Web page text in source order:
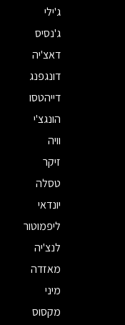
ג'ילי
ג'נסיס
דאצ'יה
דונגפנג
דייהטסו
הונגצ'י
וויה
זיקר
טסלה
יונדאי
ליפמוטור
לנצ'יה
מאזדה
מיני
מקסוס